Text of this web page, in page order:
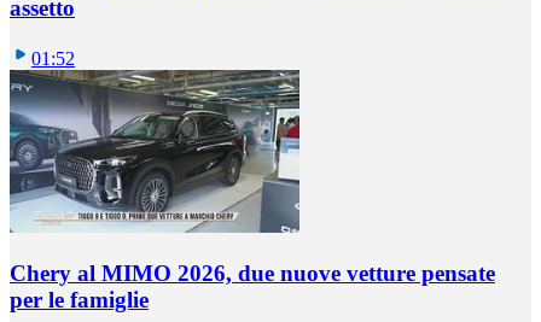
assetto
01:52
Chery al MIMO 2026, due nuove vetture pensate
per le famiglie